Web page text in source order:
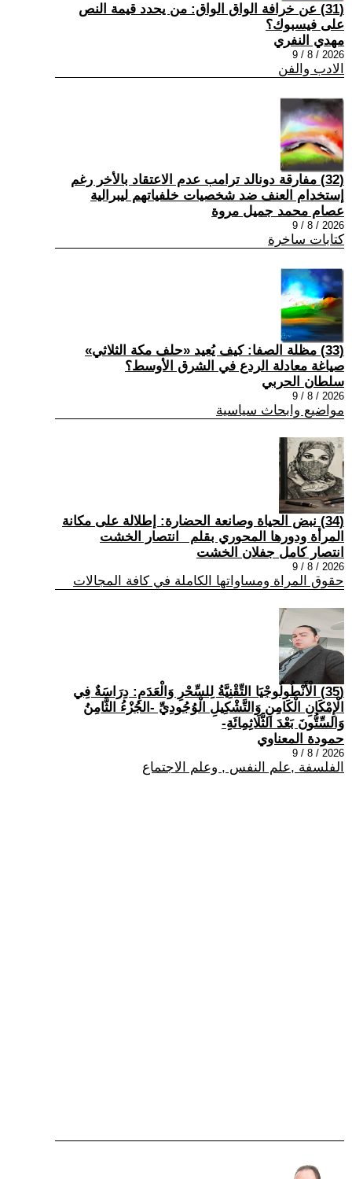
(31) عن خرافة الواق الواق: من يحدد قيمة النص
على فيسبوك؟
مهدي النفري
2026 / 8 / 9
الادب والفن
(32) مفارقة دونالد ترامب عدم الاعتقاد بالأخر رغم
إستخدام العنف ضد شخصيات خلفياتهم ليبرالية
عصام محمد جميل مروة
2026 / 8 / 9
كتابات ساخرة
(33) مظلة الصفا: كيف يُعيد «حلف مكة الثلاثي»
صياغة معادلة الردع في الشرق الأوسط؟
سلطان الحربي
2026 / 8 / 9
مواضيع وابحاث سياسية
(34) نبض الحياة وصانعة الحضارة: إطلالة على مكانة
المرأة ودورها المحوري بقلم _انتصار الخشت
انتصار كامل جفلان الخشت
2026 / 8 / 9
حقوق المراة ومساواتها الكاملة في كافة المجالات
(35) الْأَنْطُولُوجْيَا التِّقْنِيَّةُ لِلسِّحْرِ وَالْعَدَمِ: دِرَاسَةٌ فِي
الْإِمْكَانِ الْكَامِنِ وَالتَّشْكِيلِ الْوُجُودِيِّ -الجُزْءُ الثَّامِنُ
وَالسِّتُّونَ بَعْدَ الثَّلَاثِمِائَةِ-
حمودة المعناوي
2026 / 8 / 9
الفلسفة ,علم النفس , وعلم الاجتماع